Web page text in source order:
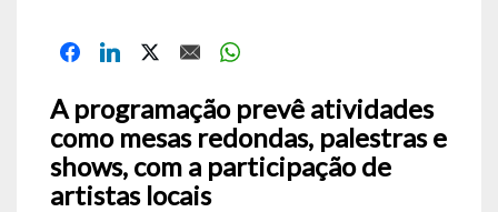
A programação prevê atividades
como mesas redondas, palestras e
shows, com a participação de
artistas locais